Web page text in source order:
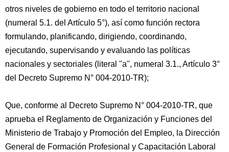
otros niveles de gobierno en todo el territorio nacional
(numeral 5.1. del Artículo 5°), así como función rectora
formulando, planificando, dirigiendo, coordinando,
ejecutando, supervisando y evaluando las políticas
nacionales y sectoriales (literal "a", numeral 3.1., Artículo 3°
del Decreto Supremo N° 004-2010-TR);
Que, conforme al Decreto Supremo N° 004-2010-TR, que
aprueba el Reglamento de Organización y Funciones del
Ministerio de Trabajo y Promoción del Empleo, la Dirección
General de Formación Profesional y Capacitación Laboral